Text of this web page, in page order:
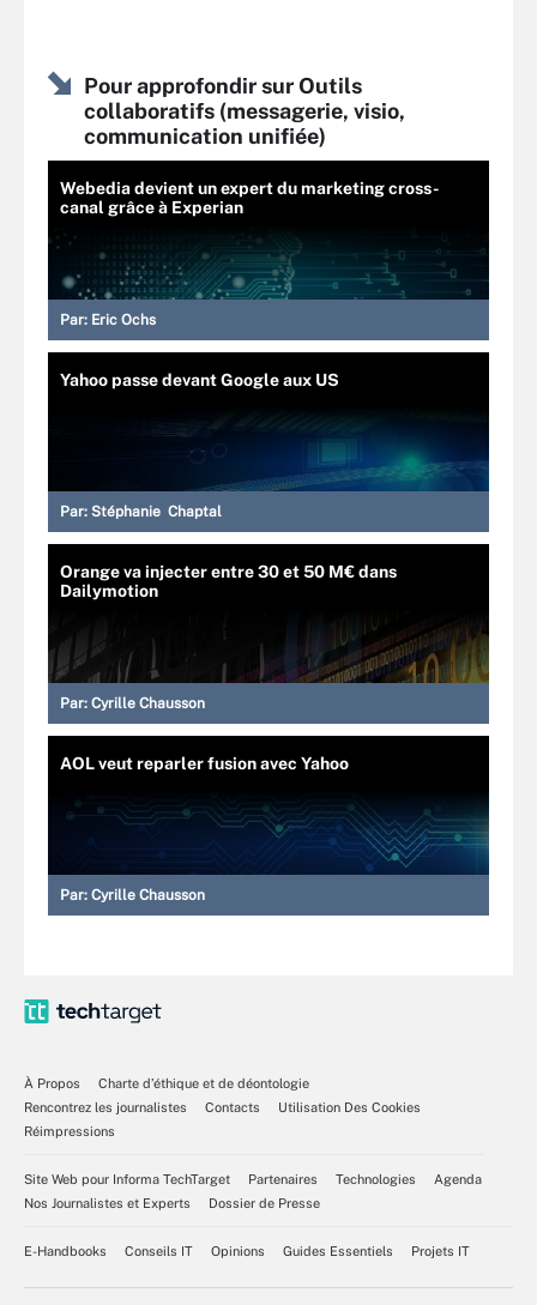
Pour approfondir sur Outils
collaboratifs (messagerie, visio,
communication unifiée)
Webedia devient un expert du marketing cross-
canal grâce à Experian
Par: Eric Ochs
Yahoo passe devant Google aux US
Par: Stéphanie Chaptal
Orange va injecter entre 30 et 50 M€ dans
Dailymotion
Par: Cyrille Chausson
AOL veut reparler fusion avec Yahoo
Par: Cyrille Chausson
À Propos
Charte d’éthique et de déontologie
Rencontrez les journalistes
Contacts
Utilisation Des Cookies
Réimpressions
Site Web pour Informa TechTarget Partenaires Technologies
Agenda
Nos Journalistes et Experts
Dossier de Presse
E-Handbooks Conseils IT Opinions Guides Essentiels Projets IT